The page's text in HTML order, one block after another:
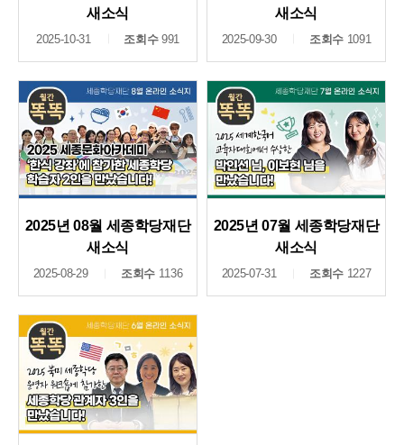
새소식
2025-10-31 조회수991
새소식
2025-09-30 조회수 1091
2025년 08월 세종학당재단
새소식
2025-08-29 조회수 1136
2025년 07월 세종학당재단
새소식
2025-07-31 조회수 1227